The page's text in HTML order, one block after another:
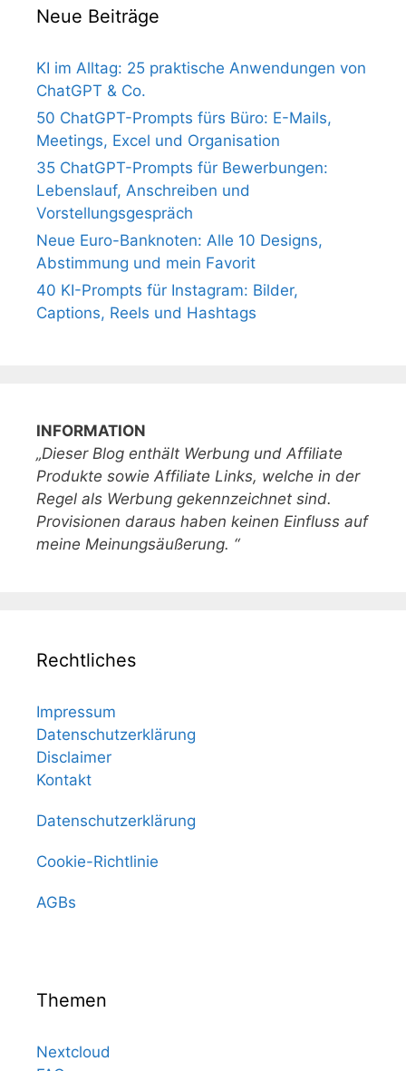
Neue Beiträge
KI im Alltag: 25 praktische Anwendungen von
ChatGPT & Co.
50 ChatGPT-Prompts fürs Büro: E-Mails,
Meetings, Excel und Organisation
35 ChatGPT-Prompts für Bewerbungen:
Lebenslauf, Anschreiben und
Vorstellungsgespräch
Neue Euro-Banknoten: Alle 10 Designs,
Abstimmung und mein Favorit
40 KI-Prompts für Instagram: Bilder,
Captions, Reels und Hashtags
INFORMATION
„Dieser Blog enthält Werbung und Affiliate
Produkte sowie Affiliate Links, welche in der
Regel als Werbung gekennzeichnet sind.
Provisionen daraus haben keinen Einfluss auf
meine Meinungsäußerung. “
Rechtliches
Impressum
Datenschutzerklärung
Disclaimer
Kontakt
Datenschutzerklärung
Cookie-Richtlinie
AGBs
Themen
Nextcloud